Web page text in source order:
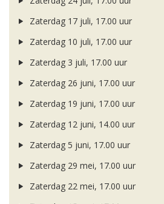
Zaterdag 17 juli, 17.00 uur
Zaterdag 10 juli, 17.00 uur
Zaterdag 3 juli, 17.00 uur
Zaterdag 26 juni, 17.00 uur
Zaterdag 19 juni, 17.00 uur
Zaterdag 12 juni, 14.00 uur
Zaterdag 5 juni, 17.00 uur
Zaterdag 29 mei, 17.00 uur
Zaterdag 22 mei, 17.00 uur